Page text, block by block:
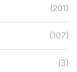
(201)
(107)
(3)